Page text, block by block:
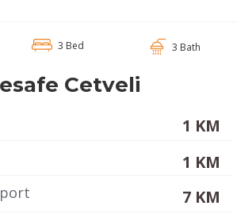
3 Bed 3 Bath
Cetveli
1 KM
1 KM
7 KM